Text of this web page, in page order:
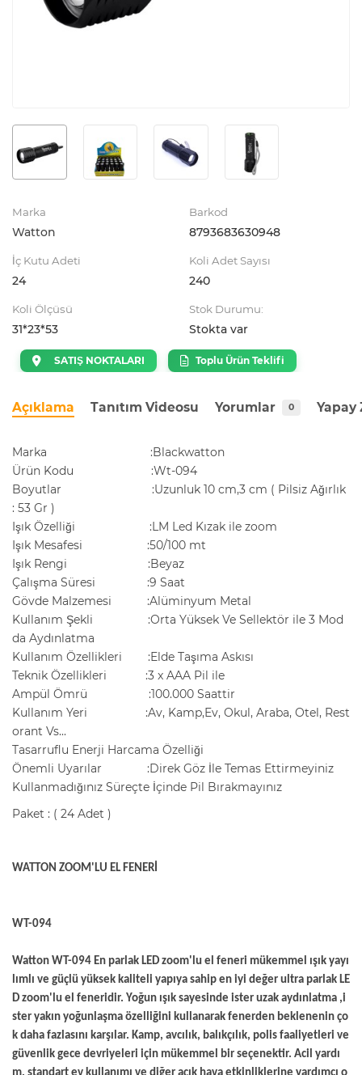
Marka
Watton
Barkod
8793683630948
İç Kutu Adeti
24
Koli Adet Sayısı
240
Koli Ölçüsü
31*23*53
Stok Durumu:
Stokta var
SATIŞ NOKTALARI Toplu Ürün Teklifi
Açıklama Tanıtım Videosu Yorumlar 0 Yapay
Marka :Blackwatton
Ürün Kodu :Wt-094
Boyutlar :Uzunluk 10 cm,3 cm ( Pilsiz Ağırlık
: 53 Gr )
Işık Özelliği :LM Led Kızak ile zoom
Işık Mesafesi :50/100 mt
Işık Rengi :Beyaz
Çalışma Süresi :9 Saat
Gövde Malzemesi :Alüminyum Metal
Kullanım Şekli :Orta Yüksek Ve Sellektör ile 3 Mod
da Aydınlatma
Kullanım Özellikleri :Elde Taşıma Askısı
Teknik Özellikleri :3 x AAA Pil ile
Ampül Ömrü :100.000 Saattir
Kullanım Yeri :Av, Kamp,Ev, Okul, Araba, Otel, Rest
orant Vs...
Tasarruflu Enerji Harcama Özelliği
Önemli Uyarılar :Direk Göz İle Temas Ettirmeyiniz
Kullanmadığınız Süreçte İçinde Pil Bırakmayınız
Paket : ( 24 Adet )
WATTON ZOOM'LU EL FENERİ
WT-094
Watton WT-094 En parlak LED zoom'lu el feneri mükemmel ışık yayı
lımlı ve güçlü yüksek kaliteli yapıya sahip en iyi değer ultra parlak LE
D zoom'lu el feneridir. Yoğun ışık sayesinde ister uzak aydınlatma ,i
ster yakın yoğunlaşma özelliğini kullanarak fenerden beklenenin ço
k daha fazlasını karşılar. Kamp, avcılık, balıkçılık, polis faaliyetleri ve
güvenlik gece devriyeleri için mükemmel bir seçenektir. Acil yardı